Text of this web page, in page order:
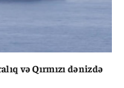
və Qırmızı dənizdə